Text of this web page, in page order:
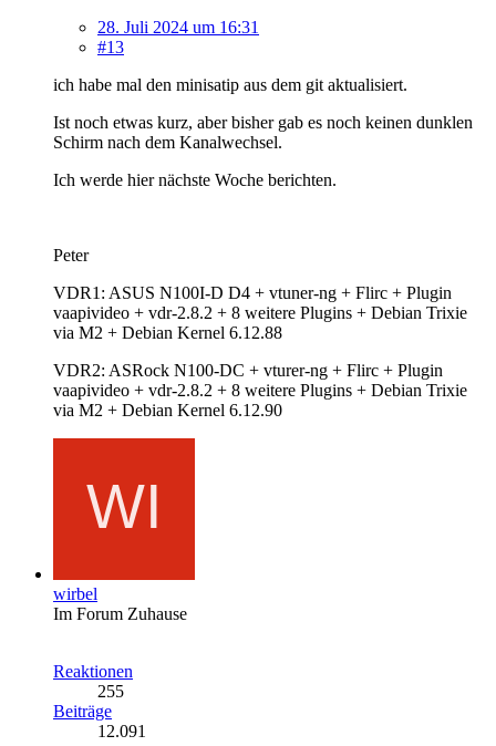
28. Juli 2024 um 16:31
#13
ich habe mal den minisatip aus dem git aktualisiert.
Ist noch etwas kurz, aber bisher gab es noch keinen dunklen
Schirm nach dem Kanalwechsel.
Ich werde hier nächste Woche berichten.
Peter
VDR1: ASUS N100I-D D4 + vtuner-ng + Flirc + Plugin
vaapivideo + vdr-2.8.2 + 8 weitere Plugins + Debian Trixie
via M2 + Debian Kernel 6.12.88
VDR2: ASRock N100-DC + vturer-ng + Flirc + Plugin
vaapivideo + vdr-2.8.2 + 8 weitere Plugins + Debian Trixie
via M2 + Debian Kernel 6.12.90
wirbel
Im Forum Zuhause
Reaktionen
255
Beiträge
12.091